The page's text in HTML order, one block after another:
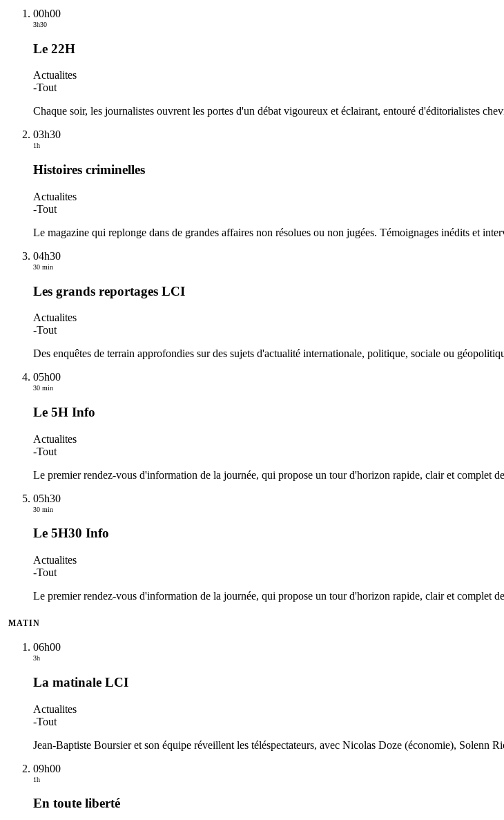
00h00
3h30
Le 22H
Actualites
-Tout
Chaque soir, les journalistes ouvrent les portes d'un débat vigoureux et éclairant, entouré d'éditorialistes
03h30
1h
Histoires criminelles
Actualites
-Tout
Le magazine qui replonge dans de grandes affaires non résolues ou non jugées. Témoignages inédits et
04h30
30 min
Les grands reportages LCI
Actualites
-Tout
Des enquêtes de terrain approfondies sur des sujets d'actualité internationale, politique, sociale ou
05h00
30 min
Le 5H Info
Actualites
-Tout
Le premier rendez-vous d'information de la journée, qui propose un tour d'horizon rapide, clair et complet
05h30
30 min
Le 5H30 Info
Actualites
-Tout
Le premier rendez-vous d'information de la journée, qui propose un tour d'horizon rapide, clair et complet
MATIN
06h00
3h
La matinale LCI
Actualites
-Tout
Jean-Baptiste Boursier et son équipe réveillent les téléspectateurs, avec Nicolas Doze (économie), Solenn
09h00
1h
En toute liberté